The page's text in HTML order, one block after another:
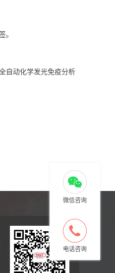
。
自动化学发光免疫分析
微信咨询
电话咨询